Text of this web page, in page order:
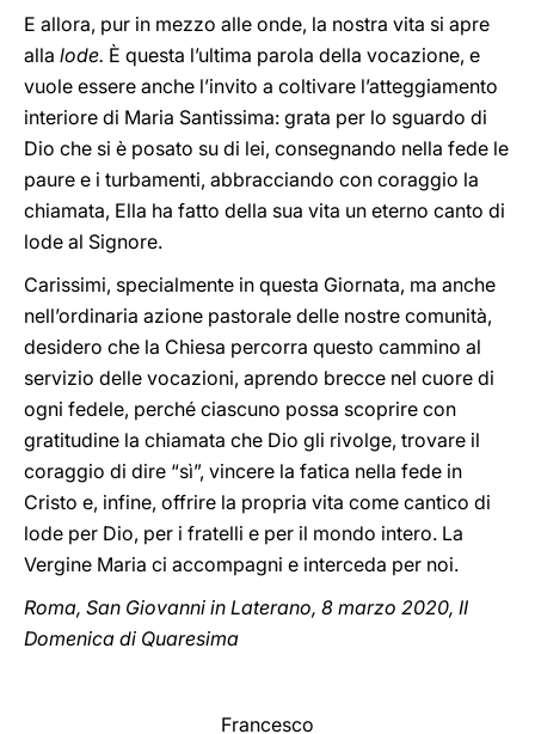
E allora, pur in mezzo alle onde, la nostra vita si apre
alla lode. È questa l’ultima parola della vocazione, e
vuole essere anche l’invito a coltivare l’atteggiamento
interiore di Maria Santissima: grata per lo sguardo di
Dio che si è posato su di lei, consegnando nella fede le
paure e i turbamenti, abbracciando con coraggio la
chiamata, Ella ha fatto della sua vita un eterno canto di
lode al Signore.
Carissimi, specialmente in questa Giornata, ma anche
nell’ordinaria azione pastorale delle nostre comunità,
desidero che la Chiesa percorra questo cammino al
servizio delle vocazioni, aprendo brecce nel cuore di
ogni fedele, perché ciascuno possa scoprire con
gratitudine la chiamata che Dio gli rivolge, trovare il
coraggio di dire “sì”, vincere la fatica nella fede in
Cristo e, infine, offrire la propria vita come cantico di
lode per Dio, per i fratelli e per il mondo intero. La
Vergine Maria ci accompagni e interceda per noi.
Roma, San Giovanni in Laterano, 8 marzo 2020, II
Domenica di Quaresima
Francesco